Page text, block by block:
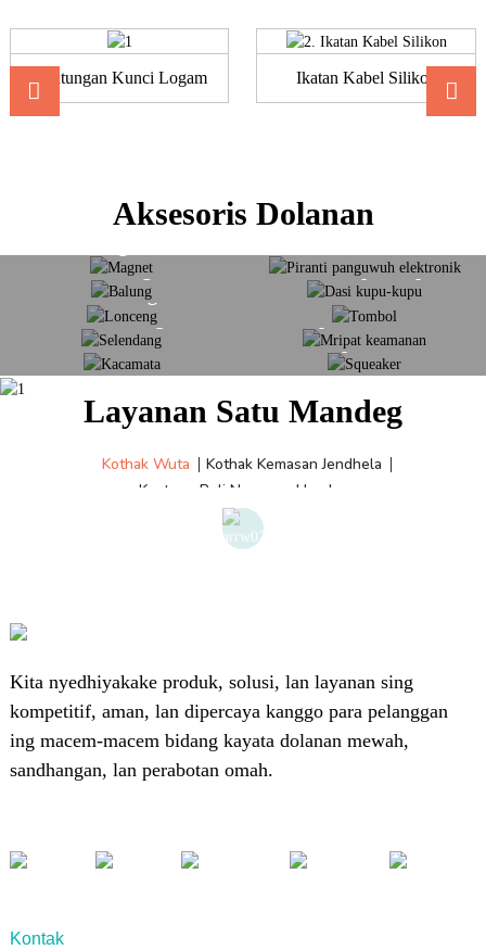
Gantungan Kunci Logam Ikatan Kabel Silikon
Aksesoris Dolanan
Piranti Panguwuh
Balung
Dasi Kupu-Kupu
Lonceng
Tombol
Selendang
Mripat Keamanan
Kacamata
Squeaker
Layanan Satu Mandeg
Kothak Wuta
Kothak Kemasan Jendhela
Kantong Poli Nganggo Header
Kita nyedhiyakake produk, solusi, lan layanan sing
kompetitif, aman, lan dipercaya kanggo para pelanggan
ing macem-macem bidang kayata dolanan mewah,
sandhangan, lan perabotan omah.
Kontak